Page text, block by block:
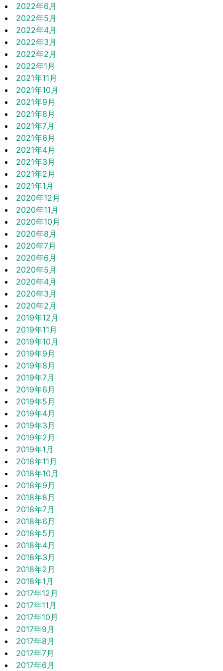
2022年6月
2022年5月
2022年4月
2022年3月
2022年2月
2022年1月
2021年11月
2021年10月
2021年9月
2021年8月
2021年7月
2021年6月
2021年4月
2021年3月
2021年2月
2021年1月
2020年12月
2020年11月
2020年10月
2020年8月
2020年7月
2020年6月
2020年5月
2020年4月
2020年3月
2020年2月
2019年12月
2019年11月
2019年10月
2019年9月
2019年8月
2019年7月
2019年6月
2019年5月
2019年4月
2019年3月
2019年2月
2019年1月
2018年11月
2018年10月
2018年9月
2018年8月
2018年7月
2018年6月
2018年5月
2018年4月
2018年3月
2018年2月
2018年1月
2017年12月
2017年11月
2017年10月
2017年9月
2017年8月
2017年7月
2017年6月